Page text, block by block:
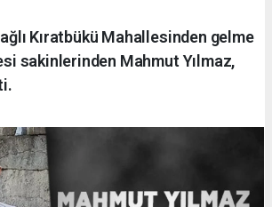
Kıratbükü Mahallesinden gelme
sakinlerinden Mahmut Yılmaz,